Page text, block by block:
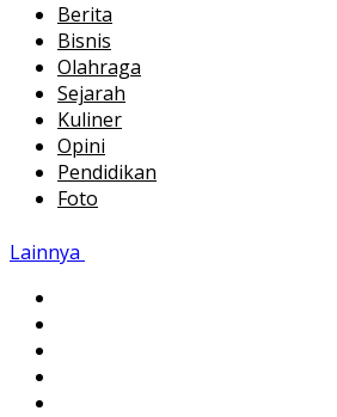
Berita
Bisnis
Olahraga
Sejarah
Kuliner
Opini
Pendidikan
Foto
Lainnya